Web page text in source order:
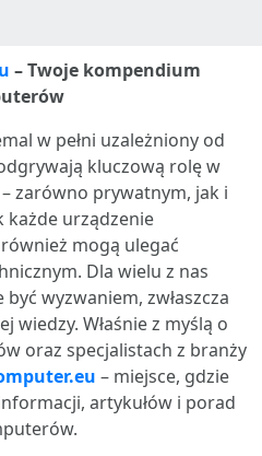
– Twoje kompendium
w pełni uzależniony od
kluczową rolę w
zarówno prywatnym, jak i
każde urządzenie
mogą ulegać
Dla wielu z nas
wyzwaniem, zwłaszcza
wiedzy. Właśnie z myślą o
oraz specjalistach z branży
– miejsce, gdzie
artykułów i porad